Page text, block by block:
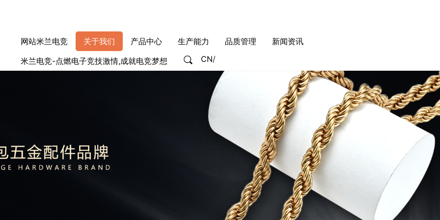
网站米兰电竞 关于我们 产品中心 生产能力 品质管理
新闻资讯
米兰电竞-点燃电子竞技激情,成就电竞梦想
CN/